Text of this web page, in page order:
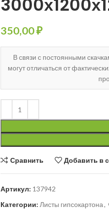
₽
В связи с постоянными
могут отличаться от
Сравнить Добавить в
Артикул: 137942
Категории: Листы гипсокартона,